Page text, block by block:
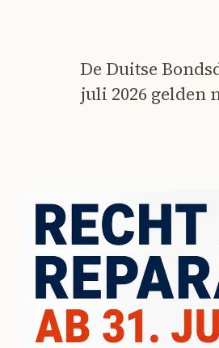
De Duitse
juli 2026 gelden